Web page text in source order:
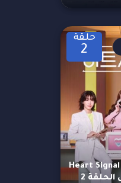
حلقة
2
برنامج إشارة القلب Heart Signal
الموسم الخامس الحلقة 2